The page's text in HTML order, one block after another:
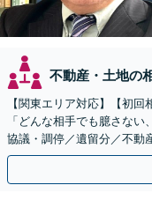
不動産・土地の
【関東エリア対応】【初
「どんな相手でも臆さな
協議・調停／遺留分／不動
ください。遺言書や生前贈